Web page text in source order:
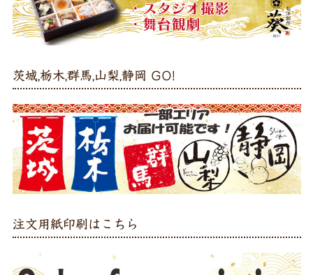
茨城,栃木,群馬,山梨,静岡 GO!
注文用紙印刷はこちら